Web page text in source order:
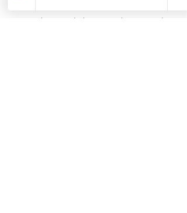
- pentru livrarea de bunuri sigilate care, din